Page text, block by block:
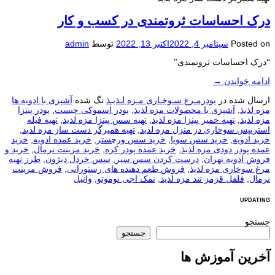
درک احساسات ثروتمندی در کسب و کار
Posted on سپتامبر 4, 2022 اکتبر 13, 2022 توسط admin
“درک احساسات ثروتمندی”
ادامه خواندن →
ارسال شده در پودرمـرغ سـوخـاری مـزه لـذیـذ تگ شده آشپزی با ادویه ها
مزه لذیذ, آشپزی با محصولات مزه لذیذ, پودر اسموکی چیست, پودر پیتزا
مزه لذیذ, تهیه خمیر پیتزا مزه لذیذ, تهیه سس پیتزا مزه لذیذ, تهیه فیله
استریپس سوخاری در منزل مزه لذیذ, تهیه همیرگر دست ساز مزه لذیذ,
خرید ادویه, خرید سس سویا, خرید سس ورچستر , خرید عمده ادویه, خرید
عمده پودر دودی مزه لذیذ, خرید عمده پودر کره, خرید مرینت نرمال, خرید و
فروش ادویه تهران, درست کردن سس سیر , سس خردل دیژون, طرز تهیه
مرغ سوخاری مزه لذیذ, فروش طعم دهنده های رستورانی, فروش مرینت
نرمال, فلفل قزمز تند مزه لذیذ, نمک اجی نوموتو, وانیل
UPDATING
جستجو
جستجو
آخرین آموزش ها